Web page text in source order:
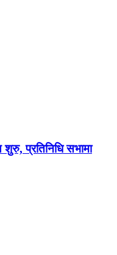
शुरु, प्रतिनिधि सभामा